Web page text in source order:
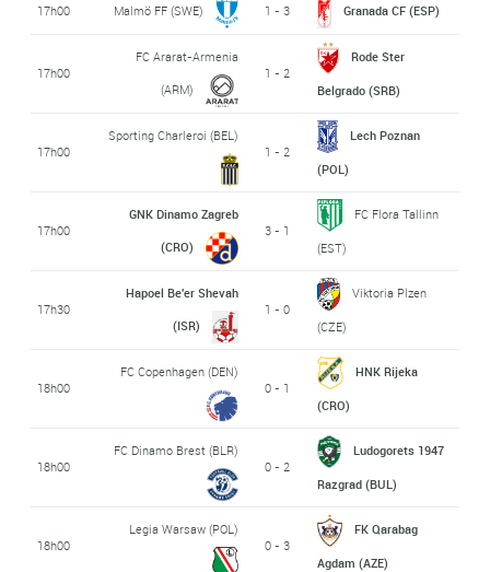
17h00 Malmö FF (SWE) 1 - 3 Granada CF (ESP)
17h00
FC Ararat-Armenia
(ARM)
1 - 2
Rode Ster
Belgrado (SRB)
17h00
Sporting Charleroi (BEL)
1 - 2
Lech Poznan
(POL)
17h00
GNK Dinamo Zagreb
(CRO)
3 - 1
FC Flora Tallinn
(EST)
17h30
Hapoel Be'er Shevah
(ISR)
1 - 0
Viktoria Plzen
(CZE)
18h00
FC Copenhagen (DEN)
0 - 1
HNK Rijeka
(CRO)
18h00
FC Dinamo Brest (BLR)
0 - 2
Ludogorets 1947
Razgrad (BUL)
18h00
Legia Warsaw (POL)
0 - 3
FK Qarabag
Agdam (AZE)